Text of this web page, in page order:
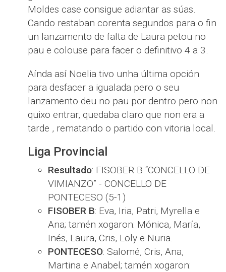
Moldes case consigue adiantar as súas.
Cando restaban corenta segundos para o fin
un lanzamento de falta de Laura petou no
pau e colouse para facer o definitivo 4 a 3.
Aínda así Noelia tivo unha última opción
para desfacer a igualada pero o seu
lanzamento deu no pau por dentro pero non
quixo entrar, quedaba claro que non era a
tarde , rematando o partido con vitoria local.
Liga Provincial
Resultado: FISOBER B “CONCELLO DE
VIMIANZO” - CONCELLO DE
PONTECESO (5-1)
FISOBER B: Eva, Iria, Patri, Myrella e
Ana; tamén xogaron: Mónica, María,
Inés, Laura, Cris, Loly e Nuria.
PONTECESO: Salomé, Cris, Ana,
Martina e Anabel; tamén xogaron: